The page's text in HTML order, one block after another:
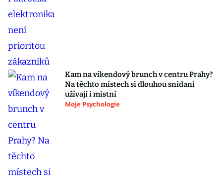
Kam na víkendový brunch v centru Prahy?
Na těchto místech si dlouhou snídani
užívají i místní
Moje Psychologie